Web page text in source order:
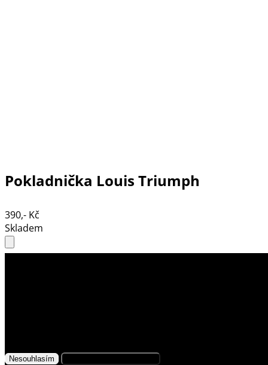
účelu využíváme soubory cookies, které nám
Nesouhlasím
Pokladnička Louis Triumph
390,- Kč
Skladem